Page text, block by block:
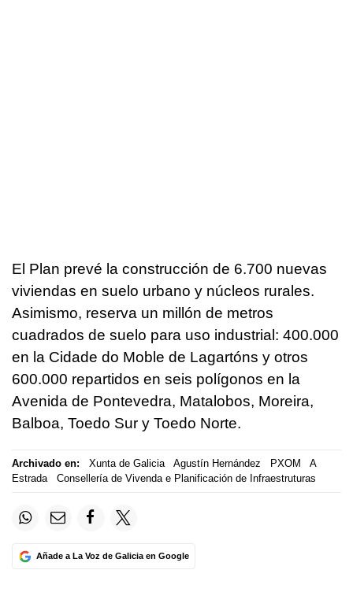
El Plan prevé la construcción de 6.700 nuevas
viviendas en suelo urbano y núcleos rurales.
Asimismo, reserva un millón de metros
cuadrados de suelo para uso industrial: 400.000
en la Cidade do Moble de Lagartóns y otros
600.000 repartidos en seis polígonos en la
Avenida de Pontevedra, Matalobos, Moreira,
Balboa, Toedo Sur y Toedo Norte.
Archivado en: Xunta de Galicia Agustín Hernández PXOM
A
Estrada
Consellería de Vivenda e Planificación de Infraestruturas
Añade a La Voz de Galicia en Google